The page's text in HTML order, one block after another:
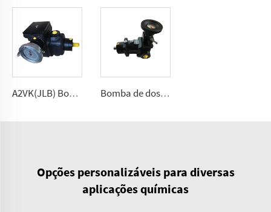
A2VK(JLB) Bomba de medição de alta pressão para PU 5, 12, 28, 55, 107, 225 (cm³/rev) Bomba de dosagem de poliuretano A7VK para máquina de espumação Tamanhos 12, 28
Opções personalizáveis para diversas
aplicações químicas